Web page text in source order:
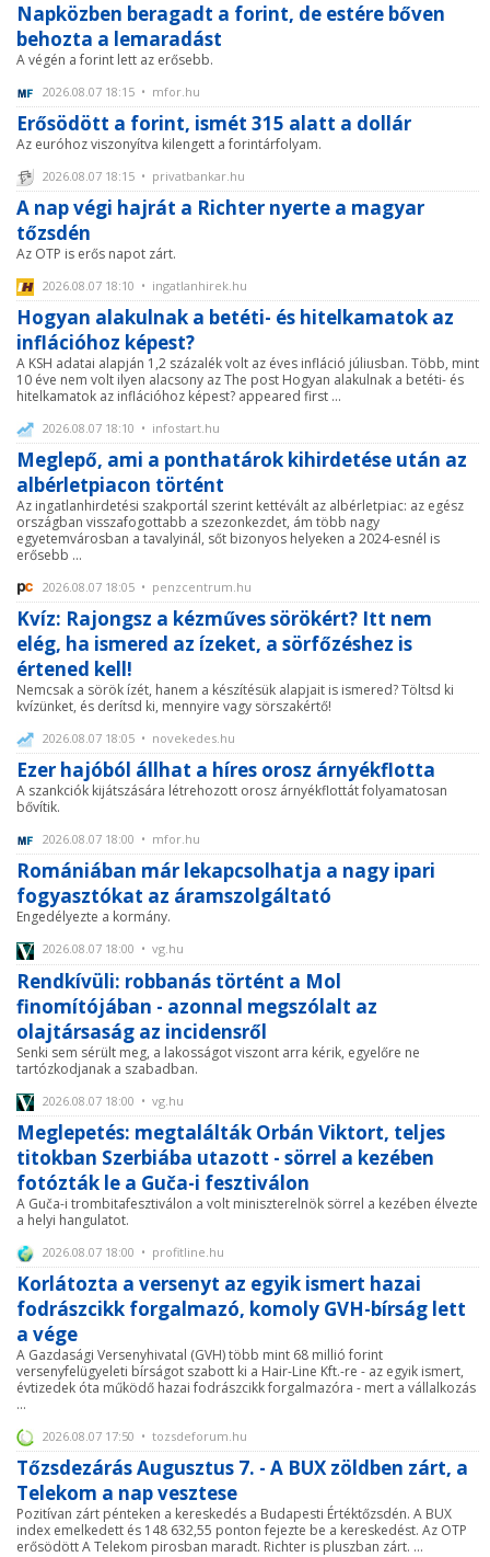
Napközben beragadt a forint, de estére bőven
behozta a lemaradást
A végén a forint lett az erősebb.
2026.08.07 18:15 • mfor.hu
Erősödött a forint, ismét 315 alatt a dollár
Az euróhoz viszonyítva kilengett a forintárfolyam.
2026.08.07 18:15 • privatbankar.hu
A nap végi hajrát a Richter nyerte a magyar
tőzsdén
Az OTP is erős napot zárt.
2026.08.07 18:10 • ingatlanhirek.hu
Hogyan alakulnak a betéti- és hitelkamatok az
inflációhoz képest?
A KSH adatai alapján 1,2 százalék volt az éves infláció júliusban. Több, mint
10 éve nem volt ilyen alacsony az The post Hogyan alakulnak a betéti- és
hitelkamatok az inflációhoz képest? appeared first ...
2026.08.07 18:10 • infostart.hu
Meglepő, ami a ponthatárok kihirdetése után az
albérletpiacon történt
Az ingatlanhirdetési szakportál szerint kettévált az albérletpiac: az egész
országban visszafogottabb a szezonkezdet, ám több nagy
egyetemvárosban a tavalyinál, sőt bizonyos helyeken a 2024-esnél is
erősebb ...
2026.08.07 18:05 • penzcentrum.hu
Kvíz: Rajongsz a kézműves sörökért? Itt nem
elég, ha ismered az ízeket, a sörfőzéshez is
értened kell!
Nemcsak a sörök ízét, hanem a készítésük alapjait is ismered? Töltsd ki
kvízünket, és derítsd ki, mennyire vagy sörszakértő!
2026.08.07 18:05 • novekedes.hu
Ezer hajóból állhat a híres orosz árnyékflotta
A szankciók kijátszására létrehozott orosz árnyékflottát folyamatosan
bővítik.
2026.08.07 18:00 • mfor.hu
Romániában már lekapcsolhatja a nagy ipari
fogyasztókat az áramszolgáltató
Engedélyezte a kormány.
2026.08.07 18:00 • vg.hu
Rendkívüli: robbanás történt a Mol
finomítójában - azonnal megszólalt az
olajtársaság az incidensről
Senki sem sérült meg, a lakosságot viszont arra kérik, egyelőre ne
tartózkodjanak a szabadban.
2026.08.07 18:00 • vg.hu
Meglepetés: megtalálták Orbán Viktort, teljes
titokban Szerbiába utazott - sörrel a kezében
fotózták le a Guča-i fesztiválon
A Guča-i trombitafesztiválon a volt miniszterelnök sörrel a kezében élvezte
a helyi hangulatot.
2026.08.07 18:00 • profitline.hu
Korlátozta a versenyt az egyik ismert hazai
fodrászcikk forgalmazó, komoly GVH-bírság lett
a vége
A Gazdasági Versenyhivatal (GVH) több mint 68 millió forint
versenyfelügyeleti bírságot szabott ki a Hair-Line Kft.-re - az egyik ismert,
évtizedek óta működő hazai fodrászcikk forgalmazóra - mert a vállalkozás
...
2026.08.07 17:50 • tozsdeforum.hu
Tőzsdezárás Augusztus 7. - A BUX zöldben zárt, a
Telekom a nap vesztese
Pozitívan zárt pénteken a kereskedés a Budapesti Értéktőzsdén. A BUX
index emelkedett és 148 632,55 ponton fejezte be a kereskedést. Az OTP
erősödött A Telekom pirosban maradt. Richter is pluszban zárt. ...